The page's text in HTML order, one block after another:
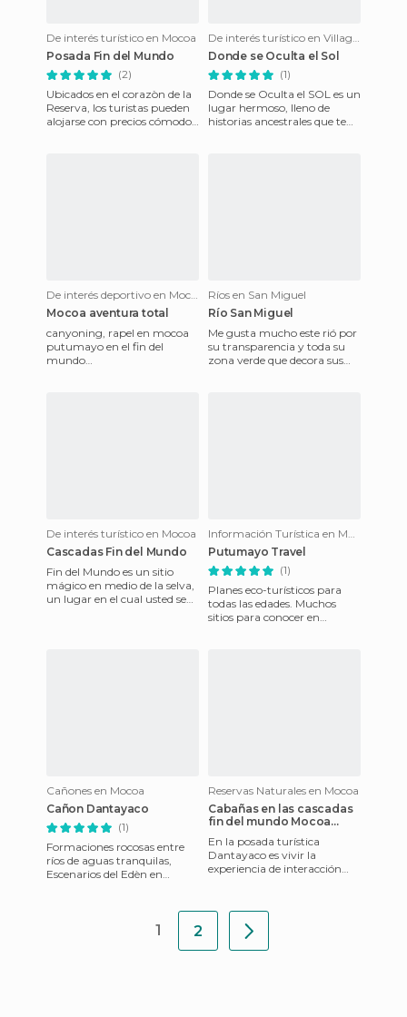
De interés turístico en Mocoa
Posada Fin del Mundo
(2)
Ubicados en el corazòn de la
Reserva, los turistas pueden
alojarse con precios cómodos
De interés turístico en Villagarzón
Donde se Oculta el Sol
(1)
Donde se Oculta el SOL es un
lugar hermoso, lleno de
historias ancestrales que te
De interés deportivo en Mocoa
Mocoa aventura total
canyoning, rapel en mocoa
putumayo en el fin del
mundo
Ríos en San Miguel
Río San Miguel
Me gusta mucho este rió por
su transparencia y toda su
zona verde que decora sus
De interés turístico en Mocoa
Cascadas Fin del Mundo
Fin del Mundo es un sitio
mágico en medio de la selva,
un lugar en el cual usted se
Información Turística en Mocoa
Putumayo Travel
(1)
Planes eco-turísticos para
todas las edades. Muchos
sitios para conocer en
Cañones en Mocoa
Cañon Dantayaco
(1)
Formaciones rocosas entre
ríos de aguas tranquilas,
Escenarios del Edèn en
Reservas Naturales en Mocoa
Cabañas en las cascadas
fin del mundo Mocoa
En la posada turística
Dantayaco es vivir la
experiencia de interacción
Mocoa,
1 2